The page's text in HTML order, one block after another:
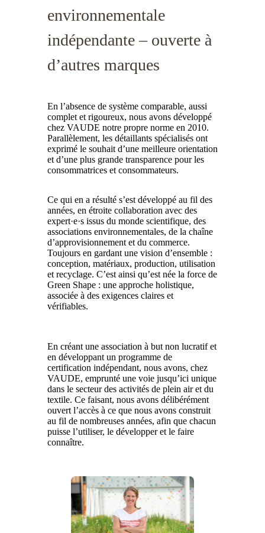
environnementale
indépendante – ouverte à
d’autres marques
En l’absence de système comparable, aussi
complet et rigoureux, nous avons développé
chez VAUDE notre propre norme en 2010.
Parallèlement, les détaillants spécialisés ont
exprimé le souhait d’une meilleure orientation
et d’une plus grande transparence pour les
consommatrices et consommateurs.
Ce qui en a résulté s’est développé au fil des
années, en étroite collaboration avec des
expert·e·s issus du monde scientifique, des
associations environnementales, de la chaîne
d’approvisionnement et du commerce.
Toujours en gardant une vision d’ensemble :
conception, matériaux, production, utilisation
et recyclage. C’est ainsi qu’est née la force de
Green Shape : une approche holistique,
associée à des exigences claires et
vérifiables.
En créant une association à but non lucratif et
en développant un programme de
certification indépendant, nous avons, chez
VAUDE, emprunté une voie jusqu’ici unique
dans le secteur des activités de plein air et du
textile. Ce faisant, nous avons délibérément
ouvert l’accès à ce que nous avons construit
au fil de nombreuses années, afin que chacun
puisse l’utiliser, le développer et le faire
connaître.